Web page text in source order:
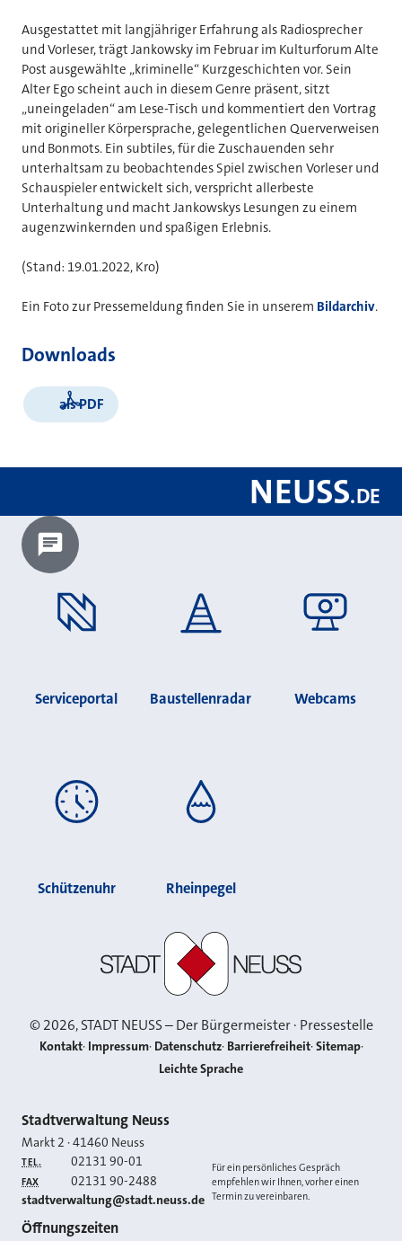
Ausgestattet mit langjähriger Erfahrung als Radiosprecher
und Vorleser, trägt Jankowsky im Februar im Kulturforum Alte
Post ausgewählte „kriminelle“ Kurzgeschichten vor. Sein
Alter Ego scheint auch in diesem Genre präsent, sitzt
„uneingeladen“ am Lese-Tisch und kommentiert den Vortrag
mit origineller Körpersprache, gelegentlichen Querverweisen
und Bonmots. Ein subtiles, für die Zuschauenden sehr
unterhaltsam zu beobachtendes Spiel zwischen Vorleser und
Schauspieler entwickelt sich, verspricht allerbeste
Unterhaltung und macht Jankowskys Lesungen zu einem
augenzwinkernden und spaßigen Erlebnis.
(Stand: 19.01.2022, Kro)
Ein Foto zur Pressemeldung finden Sie in unserem Bildarchiv.
Downloads
als PDF
NEUSS.DE
Chatbot laden?
Serviceportal Baustellenradar Webcams
Schützenuhr Rheinpegel
©2026, STADT NEUSS – Der Bürgermeister · Pressestelle
Kontakt Impressum Datenschutz Barrierefreiheit Sitemap
Leichte Sprache
Kontakt
Stadtverwaltung Neuss
Markt 2 ·41460 Neuss
TEL. 02131 90-01
FAX 02131 90-2488
E-MAIL
stadtverwaltung@stadt.neuss.de
Für ein persönliches Gespräch
empfehlen wir Ihnen, vorher einen
Termin zu vereinbaren.
Öffnungszeiten